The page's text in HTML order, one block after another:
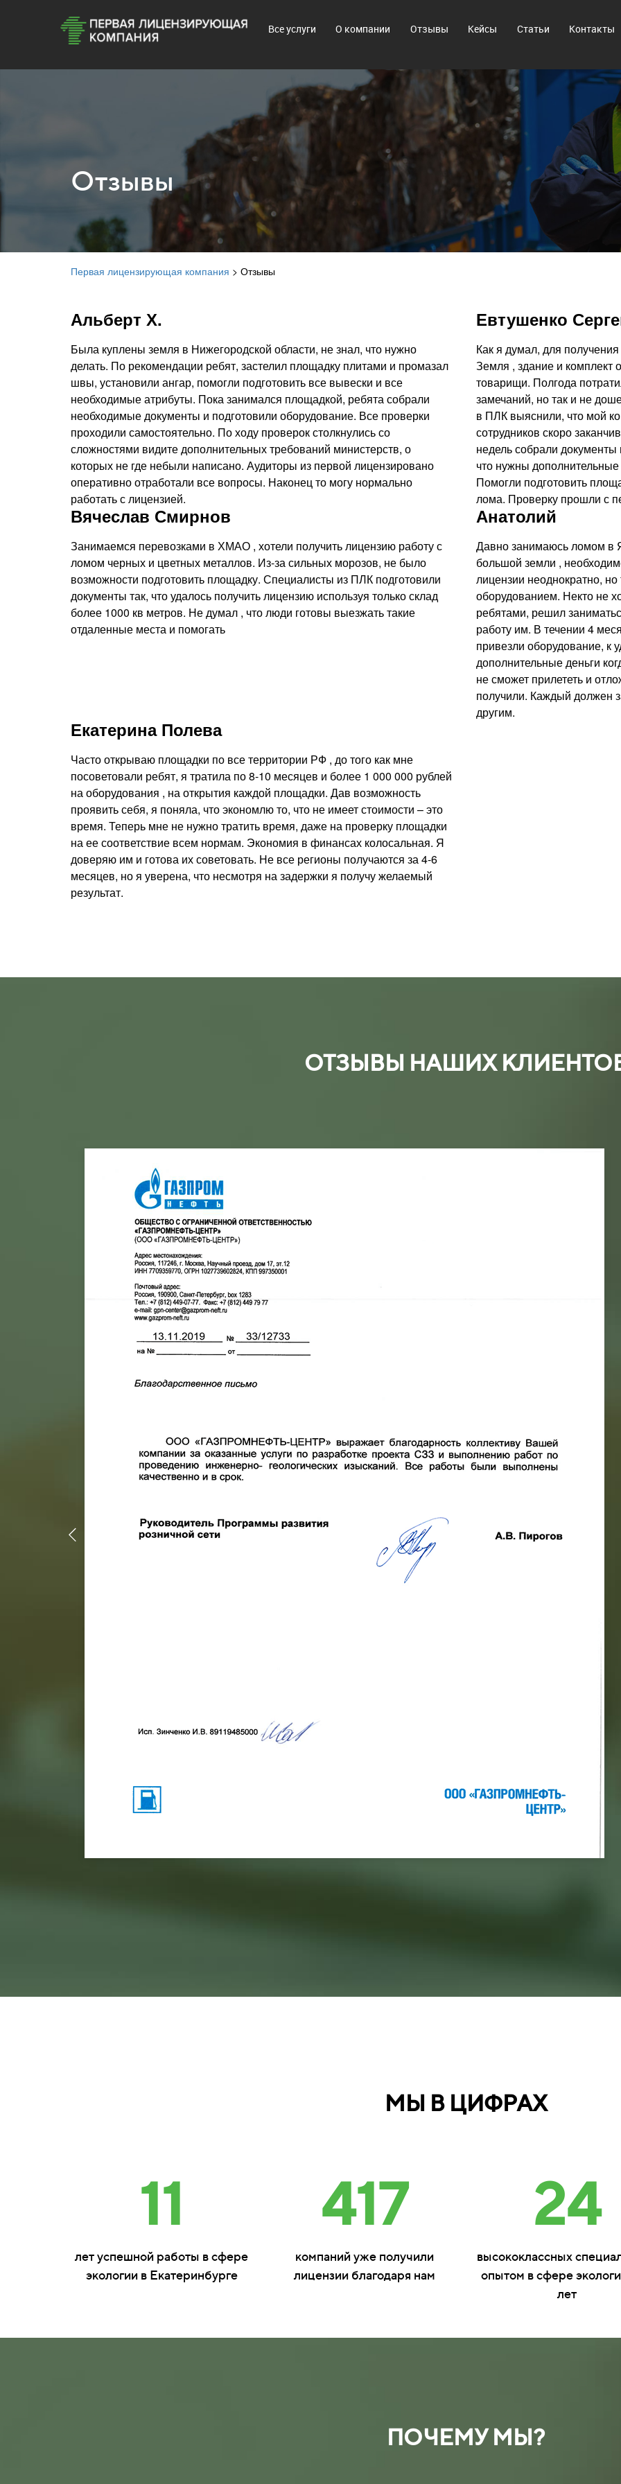
Все услуги О компании Отзывы Кейсы Статьи Контакты
Отзывы
Первая лицензирующая компания > Отзывы
Альберт Х.
Была куплены земля в Нижегородской области, не знал, что нужно
делать. По рекомендации ребят, застелил площадку плитами и промазал
швы, установили ангар, помогли подготовить все вывески и все
необходимые атрибуты. Пока занимался площадкой, ребята собрали
необходимые документы и подготовили оборудование. Все проверки
проходили самостоятельно. По ходу проверок столкнулись со
сложностями видите дополнительных требований министерств, о
которых не где небыли написано. Аудиторы из первой лицензировано
оперативно отработали все вопросы. Наконец то могу нормально
работать с лицензией.
Евтушенко
Как я думал, для
Земля , здание и комплект
товарищи. Полгода
замечаний, но так и не
в ПЛК выяснили, что мой
сотрудников скоро
недель собрали
что нужны
Помогли подготовить
лома. Проверку прошли с
Вячеслав Смирнов
Занимаемся перевозками в ХМАО , хотели получить лицензию работу с
ломом черных и цветных металлов. Из-за сильных морозов, не было
возможности подготовить площадку. Специалисты из ПЛК подготовили
документы так, что удалось получить лицензию используя только склад
более 1000 кв метров. Не думал , что люди готовы выезжать такие
отдаленные места и помогать
Анатолий
Давно занимаюсь ломом в
большой земли ,
лицензии неоднократно,
оборудованием. Некто не
ребятами, решил
работу им. В течении 4
привезли оборудование, к
дополнительные деньги
не сможет прилететь и
получили. Каждый должен
другим.
Екатерина Полева
Часто открываю площадки по все территории РФ , до того как мне
посоветовали ребят, я тратила по 8-10 месяцев и более 1 000 000 рублей
на оборудования , на открытия каждой площадки. Дав возможность
проявить себя, я поняла, что экономлю то, что не имеет стоимости – это
время. Теперь мне не нужно тратить время, даже на проверку площадки
на ее соответствие всем нормам. Экономия в финансах колосальная. Я
доверяю им и готова их советовать. Не все регионы получаются за 4-6
месяцев, но я уверена, что несмотря на задержки я получу желаемый
результат.
ОТЗЫВЫ НАШИХ
МЫ В ЦИФРАХ
11
лет успешной работы в сфере
экологии в Екатеринбурге
417
компаний уже получили
лицензии благодаря нам
24
высококлассных
опытом в сфере
лет
ПОЧЕМУ МЫ?